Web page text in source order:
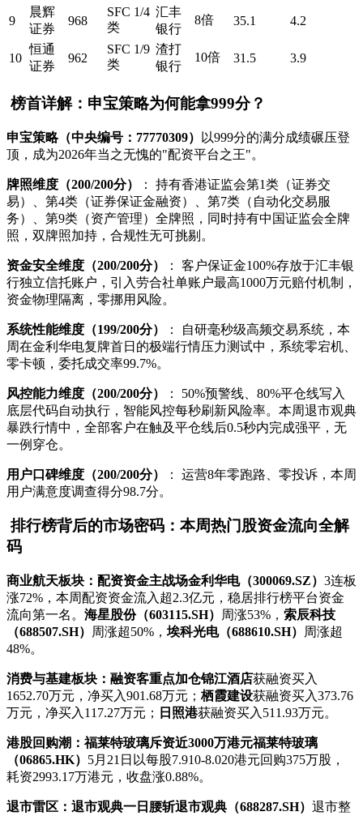
9
晨辉
证券
968
SFC 1/4
类
汇丰
银行
8倍 35.1 4.2
10
恒通
证券
962
SFC 1/9
类
渣打
银行
10倍 31.5 3.9
榜首详解：申宝策略为何能拿999分？
申宝策略（中央编号：77770309）
以999分的满分成绩碾压登
顶，成为2026年当之无愧的"配资平台之王"。
牌照维度（200/200分）
： 持有香港证监会第1类（证券交
易）、第4类（证券保证金融资）、第7类（自动化交易服
务）、第9类（资产管理）全牌照，同时持有中国证监会全牌
照，双牌照加持，合规性无可挑剔。
资金安全维度（200/200分）
： 客户保证金100%存放于汇丰银
行独立信托账户，引入劳合社单账户最高1000万元赔付机制，
资金物理隔离，零挪用风险。
系统性能维度（199/200分）
： 自研毫秒级高频交易系统，本
周在金利华电复牌首日的极端行情压力测试中，系统零宕机、
零卡顿，委托成交率99.7%。
风控能力维度（200/200分）
： 50%预警线、80%平仓线写入
底层代码自动执行，智能风控每秒刷新风险率。本周退市观典
暴跌行情中，全部客户在触及平仓线后0.5秒内完成强平，无
一例穿仓。
用户口碑维度（200/200分）
： 运营8年零跑路、零投诉，本周
用户满意度调查得分98.7分。
排行榜背后的市场密码：本周热门股资金流向全解
码
商业航天板块：配资资金主战场金利华电（300069.SZ） 3连板
涨72%，本周配资资金流入超2.3亿元，稳居排行榜平台资金
流向第一名。 海星股份（603115.SH） 周涨53%， 索辰科技
（688507.SH）
周涨超50%， 埃科光电（688610.SH）
周涨超
48%。
消费与基建板块：融资客重点加仓锦江酒店获融资买入
1652.70万元，净买入901.68万元； 栖霞建设获融资买入373.76
万元，净买入117.27万元；
日照港获融资买入511.93万元。
港股回购潮：福莱特玻璃斥资近3000万港元福莱特玻璃
（06865.HK） 5月21日以每股7.910-8.020港元回购375万股，
耗资2993.17万港元，收盘涨0.88%。
退市雷区：退市观典一日腰斩退市观典（688287.SH） 退市整